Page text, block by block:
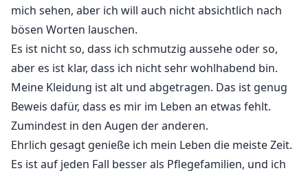
mich sehen, aber ich will auch nicht absichtlich nach
bösen Worten lauschen.
Es ist nicht so, dass ich schmutzig aussehe oder so,
aber es ist klar, dass ich nicht sehr wohlhabend bin.
Meine Kleidung ist alt und abgetragen. Das ist genug
Beweis dafür, dass es mir im Leben an etwas fehlt.
Zumindest in den Augen der anderen.
Ehrlich gesagt genieße ich mein Leben die meiste Zeit.
Es ist auf jeden Fall besser als Pflegefamilien, und ich